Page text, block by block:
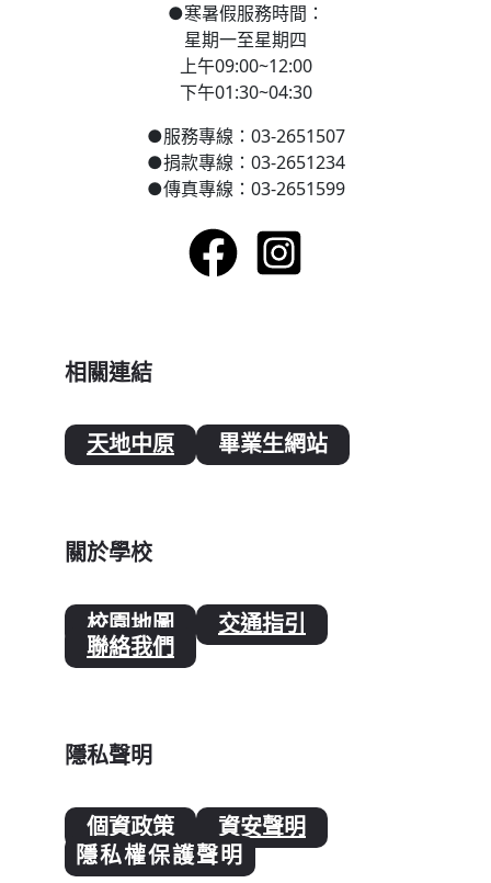
●寒暑假服務時間：
星期一至星期四
上午09:00~12:00
下午01:30~04:30
●服務專線：03-2651507
●捐款專線：03-2651234
●傳真專線：03-2651599
相關連結
天地中原 畢業生網站
關於學校
校園地圖 交通指引
聯絡我們
隱私聲明
個資政策
資安聲明
隱私權保護聲明